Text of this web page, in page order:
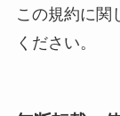
この規約に関
ください。